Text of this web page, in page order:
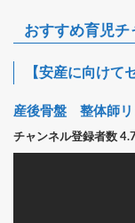
おすすめ育児チ
【安産に向けて
産後骨盤 整体師リ
チャンネル登録者数